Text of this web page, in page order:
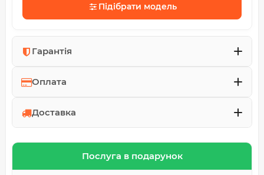
Підібрати модель
Гарантія
Оплата
Доставка
Послуга в подарунок